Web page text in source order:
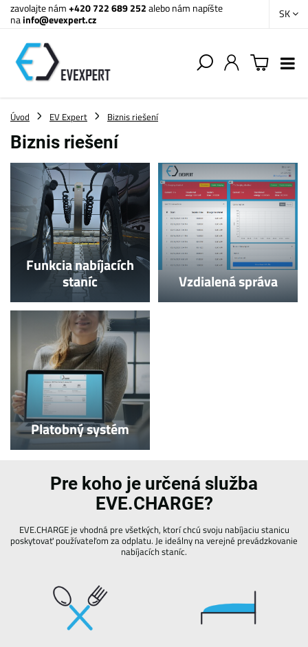
zavolajte nám+420 722 689 252alebo nám napíšte
nainfo@evexpert.cz SK
Úvod EV Expert Biznis riešení
Biznis riešení
Funkcia nabíjacích
staníc
Vzdialená správa
Platobný systém
Pre koho je určená služba
EVE.CHARGE?
EVE.CHARGE je vhodná pre všetkých, ktorí chcú svoju nabíjaciu stanicu
poskytovať používateľom za odplatu. Je ideálny na verejné prevádzkovanie
nabíjacích staníc.